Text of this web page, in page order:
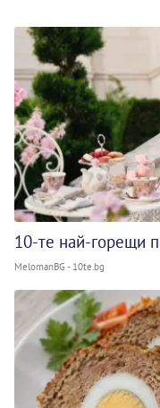
10-те най-горещи
MelomanBG - 10te.bg